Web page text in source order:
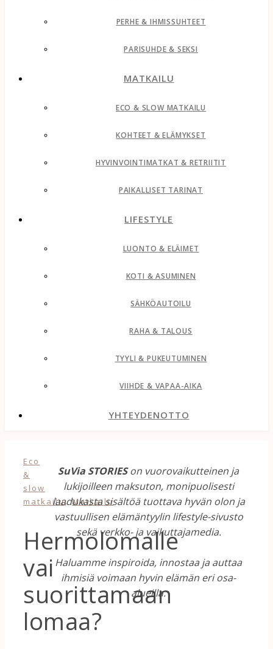
PERHE & IHMISSUHTEET
PARISUHDE & SEKSI
MATKAILU
ECO & SLOW MATKAILU
KOHTEET & ELÄMYKSET
HYVINVOINTIMATKAT & RETRIITIT
PAIKALLISET TARINAT
LIFESTYLE
LUONTO & ELÄIMET
KOTI & ASUMINEN
SÄHKÖAUTOILU
RAHA & TALOUS
TYYLI & PUKEUTUMINEN
VIIHDE & VAPAA-AIKA
YHTEYDENOTTO
Eco
&
slow
matkailu,Matkailu
Hermolomalle
vai
suorittamaan
lomaa?
SuVia STORIESon vuorovaikutteinen ja
lukijoilleen maksuton, monipuolisesti
laadukasta sisältöä tuottava hyvän olon ja
vastuullisen elämäntyylin lifestyle-sivusto
sekä verkko- ja vaikuttajamedia.
Haluamme inspiroida, innostaa ja auttaa
ihmisiä voimaan hyvin elämän eri osa-
alueilla.